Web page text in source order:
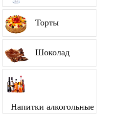
Торты
Шоколад
Напитки алкогольные